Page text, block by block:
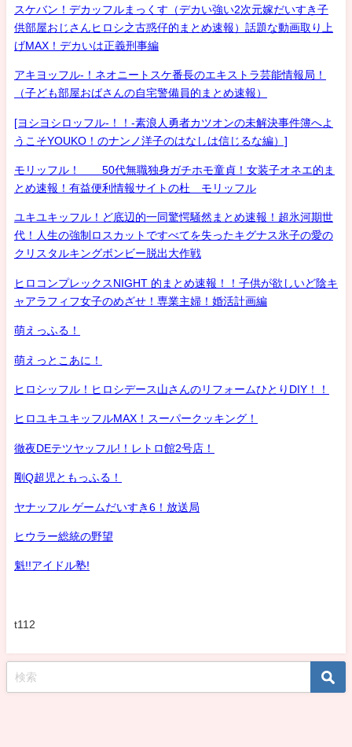
スケバン！デカッフルまっくす（デカい強い2次元嫁だいすき子
供部屋おじさんヒロシ之古惑仔的まとめ速報）話題な動画取り上
げMAX！デカいは正義刑事編
アキヨッフル-！ネオニートスケ番長のエキストラ芸能情報局！
（子ども部屋おばさんの自宅警備員的まとめ速報）
[ヨシヨシロッフル-！！-素浪人勇者カツオンの未解決事件簿へよ
うこそYOUKO！のナンノ洋子のはなしは信じるな編）]
モリッフル！ 50代無職独身ガチホモ童貞！女装子オネエ的ま
とめ速報！有益便利情報サイトの杜 モリッフル
ユキユキッフル！ど底辺的一同驚愕騒然まとめ速報！超氷河期世
代！人生の強制ロスカットですべてを失ったキグナス氷子の愛の
クリスタルキングボンビー脱出大作戦
ヒロコンプレックスNIGHT 的まとめ速報！！子供が欲しいど陰キ
ャアラフィフ女子のめざせ！専業主婦！婚活計画編
萌えっふる！
萌えっとこあに！
ヒロシッフル！ヒロシデース山さんのリフォームひとりDIY！！
ヒロユキユキッフルMAX！スーパークッキング！
徹夜DEテツヤッフル!！レトロ館2号店！
剛Q超児ともっふる！
ヤナッフル ゲームだいすき6！放送局
ヒウラー総統の野望
魁!!アイドル塾!
t112